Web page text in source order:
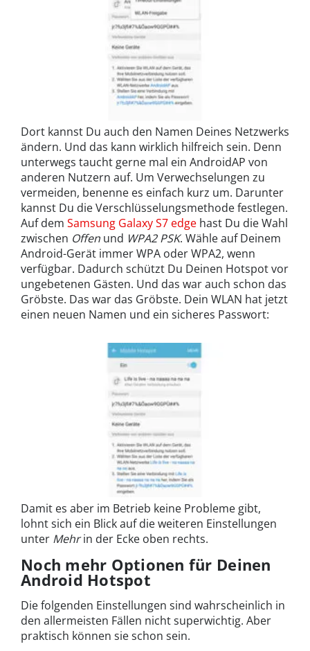
Dort kannst Du auch den Namen Deines Netzwerks
ändern. Und das kann wirklich hilfreich sein. Denn
unterwegs taucht gerne mal ein AndroidAP von
anderen Nutzern auf. Um Verwechselungen zu
vermeiden, benenne es einfach kurz um. Darunter
kannst Du die Verschlüsselungsmethode festlegen.
Auf dem Samsung Galaxy S7 edge hast Du die Wahl
zwischen Offen und WPA2 PSK. Wähle auf Deinem
Android-Gerät immer WPA oder WPA2, wenn
verfügbar. Dadurch schützt Du Deinen Hotspot vor
ungebetenen Gästen. Und das war auch schon das
Gröbste. Das war das Gröbste. Dein WLAN hat jetzt
einen neuen Namen und ein sicheres Passwort:
Damit es aber im Betrieb keine Probleme gibt,
lohnt sich ein Blick auf die weiteren Einstellungen
unter Mehrin der Ecke oben rechts.
Noch mehr Optionen für Deinen
Android Hotspot
Die folgenden Einstellungen sind wahrscheinlich in
den allermeisten Fällen nicht superwichtig. Aber
praktisch können sie schon sein.